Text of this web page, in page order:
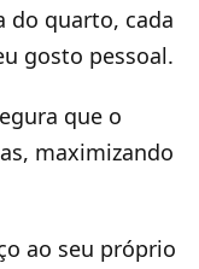
do quarto, cada
gosto pessoal.
que o
maximizando
ao seu próprio